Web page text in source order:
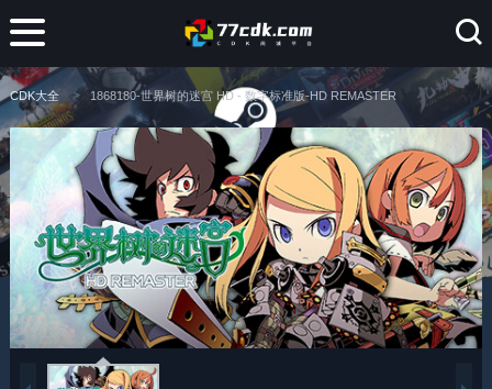
CDK大全 1868180-世界树的迷宫 HD - 数字标准版-HD REMASTER